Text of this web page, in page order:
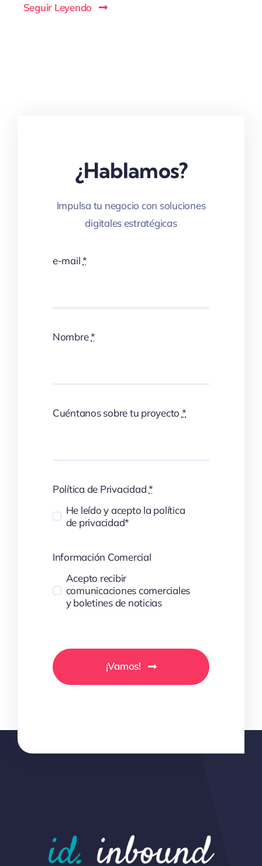
Seguir Leyendo
¿Hablamos?
Impulsa tu negocio con soluciones
digitales estratégicas
e-mail*
Nombre*
Cuéntanos sobre tu proyecto *
Política de Privacidad*
He leído y acepto la política
de privacidad*
Información Comercial
Acepto recibir
comunicaciones comerciales
y boletines de noticias
¡Vamos!